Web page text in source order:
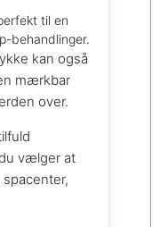
til en
behandlinger.
kan også
mærkbar
over.
vælger at